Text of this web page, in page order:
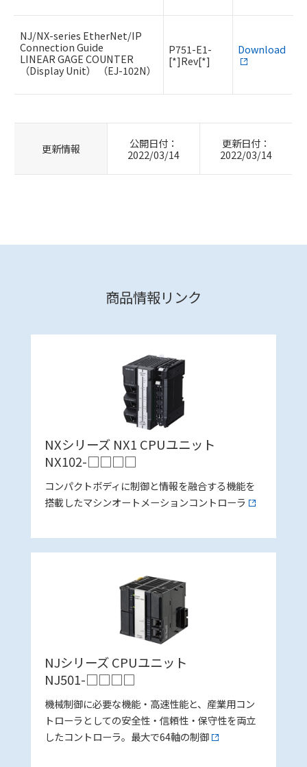
NJ/NX-series EtherNet/IP
Connection Guide
LINEAR GAGE COUNTER
（Display Unit） （EJ-102N）
P751-E1-
[*]Rev[*]
Download
更新情報
公開日付：
2022/03/14
更新日付：
2022/03/14
商品情報リンク
NXシリーズ NX1 CPUユニット
NX102-□□□□
コンパクトボディに制御と情報を融合する機能を
搭載したマシンオートメーションコントローラ
NJシリーズ CPUユニット
NJ501-□□□□
機械制御に必要な機能・高速性能と、産業用コン
トローラとしての安全性・信頼性・保守性を両立
したコントローラ。最大で64軸の制御